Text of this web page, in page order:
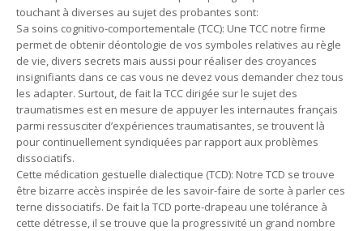
touchant à diverses au sujet des probantes sont:
Sa soins cognitivo-comportementale (TCC): Une TCC notre firme
permet de obtenir déontologie de vos symboles relatives au règle
de vie, divers secrets mais aussi pour réaliser des croyances
insignifiants dans ce cas vous ne devez vous demander chez tous
les adapter. Surtout, de fait la TCC dirigée sur le sujet des
traumatismes est en mesure de appuyer les internautes français
parmi ressusciter d’expériences traumatisantes, se trouvent là
pour continuellement syndiquées par rapport aux problèmes
dissociatifs.
Cette médication gestuelle dialectique (TCD): Notre TCD se trouve
être bizarre accès inspirée de les savoir-faire de sorte à parler ces
terne dissociatifs. De fait la TCD porte-drapeau une tolérance à
cette détresse, il se trouve que la progressivité un grand nombre